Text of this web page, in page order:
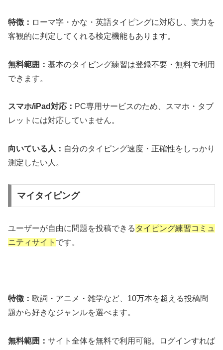
特徴： ローマ字・かな・英語タイピングに対応し、実力を
客観的に判定してくれる検定機能もあります。
無料範囲： 基本のタイピング練習は登録不要・無料で利用
できます。
スマホ/iPad対応： PC専用サービスのため、スマホ・タブ
レットには対応していません。
向いている人： 自分のタイピング速度・正確性をしっかり
測定したい人。
マイタイピング
ユーザーが自由に問題を投稿できる タイピング練習コミュ
ニティサイト です。
特徴： 歌詞・アニメ・雑学など、10万本を超える投稿問
題から好きなジャンルを選べます。
無料範囲： サイト全体を無料で利用可能。ログインすれば